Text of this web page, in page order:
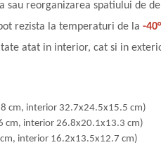
reorganizarea spatiului de
rezista la temperaturi de la -
atat in interior, cat si in
cm, interior 32.7x24.5x15.5 cm)
cm, interior 26.8x20.1x13.3 cm)
interior 16.2x13.5x12.7 cm)